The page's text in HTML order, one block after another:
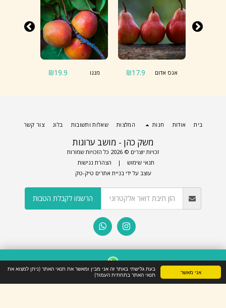
אני מאשר
בעת גלישתי באתר זה אני מבין ומאשר את תנאי האתר (ניתן למצוא את
תנאי האתר בתחתית העמוד)
אגס אדום ₪17.9 מנגו ₪19.9
משק כהן - מושב ערוגות
זכויות יוצרים © 2026 כל הזכויות שמורות
תנאי שימוש | הצהרת נגישות
עוצב על ידי בניית אתרים טיק-טק
בית אודות חנות המלצות שאלות ותשובות בלוג צור קשר
הרשמו לקבלת הטבות
WhatsApp